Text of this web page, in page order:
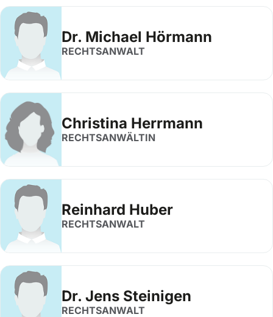
Dr. Michael Hörmann
RECHTSANWALT
Christina Herrmann
RECHTSANWÄLTIN
Reinhard Huber
RECHTSANWALT
Dr. Jens Steinigen
RECHTSANWALT